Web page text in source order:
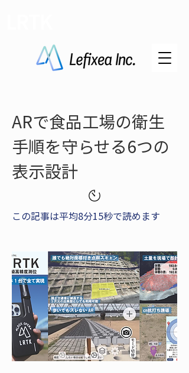
ARで食品工場の衛生
手順を守らせる6つの
表示設計
この記事は平均8分15秒で読めます